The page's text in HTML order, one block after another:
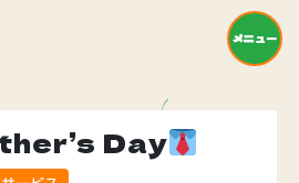
メニュー
Day